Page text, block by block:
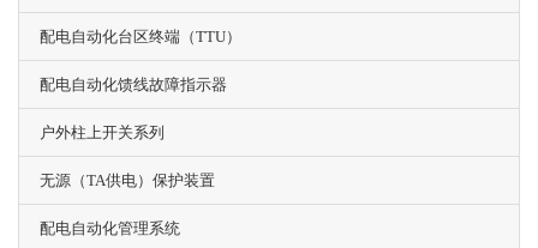
配电自动化台区终端（TTU）
配电自动化馈线故障指示器
户外柱上开关系列
无源（TA供电）保护装置
配电自动化管理系统